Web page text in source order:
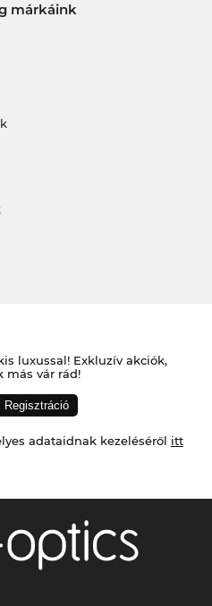
márkáink
luxussal! Exkluzív akciók,
más vár rád!
adataidnak kezeléséről itt